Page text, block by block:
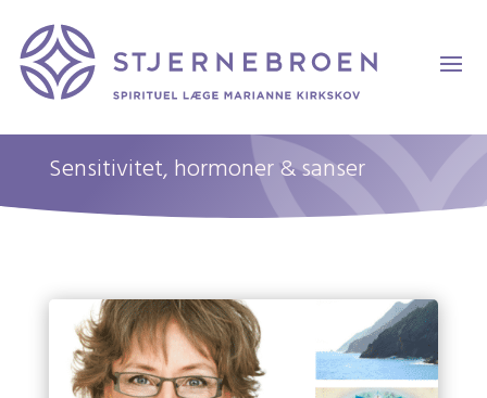
Sensitivitet, hormoner & sanser